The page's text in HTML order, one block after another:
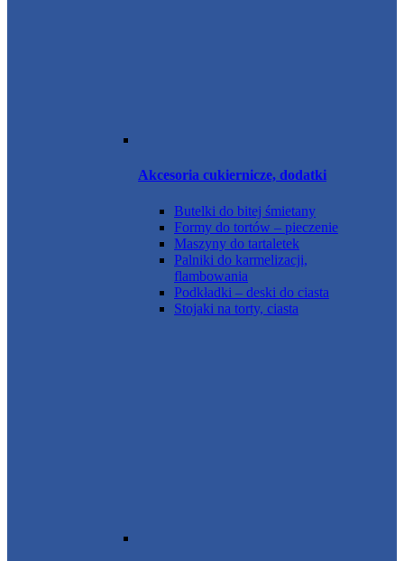
Akcesoria cukiernicze, dodatki
Butelki do bitej śmietany
Formy do tortów – pieczenie
Maszyny do tartaletek
Palniki do karmelizacji,
flambowania
Podkładki – deski do ciasta
Stojaki na torty, ciasta